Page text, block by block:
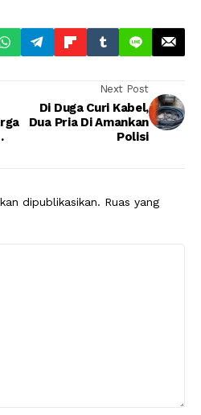
Next Post
Di Duga Curi Kabel,
Dua Pria Di Amankan
Polisi
dipublikasikan. Ruas yang